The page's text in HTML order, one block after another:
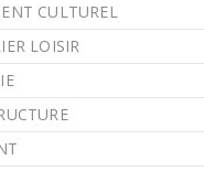
CULTUREL
LOISIR